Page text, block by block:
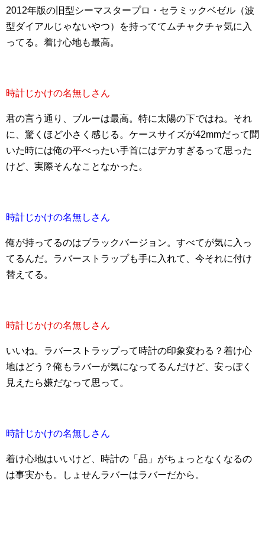
2012年版の旧型シーマスタープロ・セラミックベゼル（波
型ダイアルじゃないやつ）を持っててムチャクチャ気に入
ってる。着け心地も最高。
時計じかけの名無しさん
君の言う通り、ブルーは最高。特に太陽の下ではね。それ
に、驚くほど小さく感じる。ケースサイズが42mmだって聞
いた時には俺の平べったい手首にはデカすぎるって思った
けど、実際そんなことなかった。
時計じかけの名無しさん
俺が持ってるのはブラックバージョン。すべてが気に入っ
てるんだ。ラバーストラップも手に入れて、今それに付け
替えてる。
時計じかけの名無しさん
いいね。ラバーストラップって時計の印象変わる？着け心
地はどう？俺もラバーが気になってるんだけど、安っぽく
見えたら嫌だなって思って。
時計じかけの名無しさん
着け心地はいいけど、時計の「品」がちょっとなくなるの
は事実かも。しょせんラバーはラバーだから。